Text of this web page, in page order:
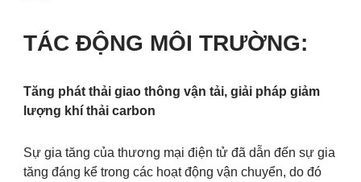
TÁC ĐỘNG MÔI TRƯỜNG:
Tăng phát thải giao thông vận tải, giải pháp giảm
lượng khí thải carbon
Sự gia tăng của thương mại điện tử đã dẫn đến sự gia
tăng đáng kể trong các hoạt động vận chuyển, do đó